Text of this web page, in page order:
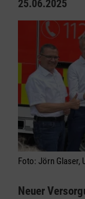
25.06.2025
Foto: Jörn Glaser,
Neuer